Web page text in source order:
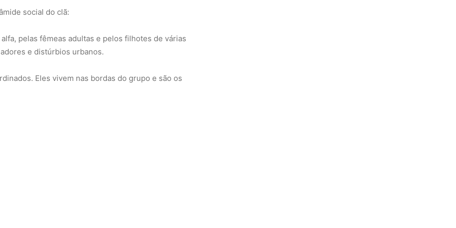
social do clã:
pelas fêmeas adultas e pelos filhotes de várias
e distúrbios urbanos.
Eles vivem nas bordas do grupo e são os